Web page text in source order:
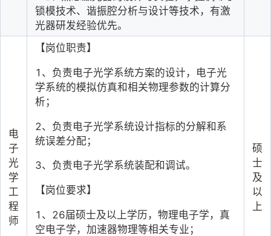
锁模技术、谐振腔分析与设计等技术，有激
光器研发经验优先。
电
子
光
学
工
程
师
【岗位职责】
1 、负责电子光学系统方案的设计，电子光
学系统的模拟仿真和相关物理参数的计算分
析；
2、负责电子光学系统设计指标的分解和系
统误差分配；
3、负责电子光学系统装配和调试。
【岗位要求】
1 、26届硕士及以上学历，物理电子学，真
空电子学，加速器物理等相关专业；
硕
士
及
以
上